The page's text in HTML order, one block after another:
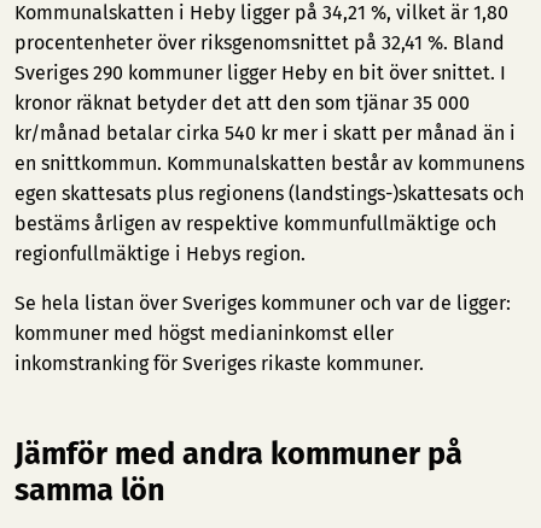
Kommunalskatten i Heby ligger på 34,21 %, vilket är 1,80
procentenheter över riksgenomsnittet på 32,41 %. Bland
Sveriges 290 kommuner ligger Heby en bit över snittet. I
kronor räknat betyder det att den som tjänar 35 000
kr/månad betalar cirka 540 kr mer i skatt per månad än i
en snittkommun. Kommunalskatten består av kommunens
egen skattesats plus regionens (landstings-)skattesats och
bestäms årligen av respektive kommunfullmäktige och
regionfullmäktige i Hebys region.
Se hela listan över Sveriges kommuner och var de ligger:
kommuner med högst medianinkomst eller
inkomstranking för Sveriges rikaste kommuner.
Jämför med andra kommuner på
samma lön